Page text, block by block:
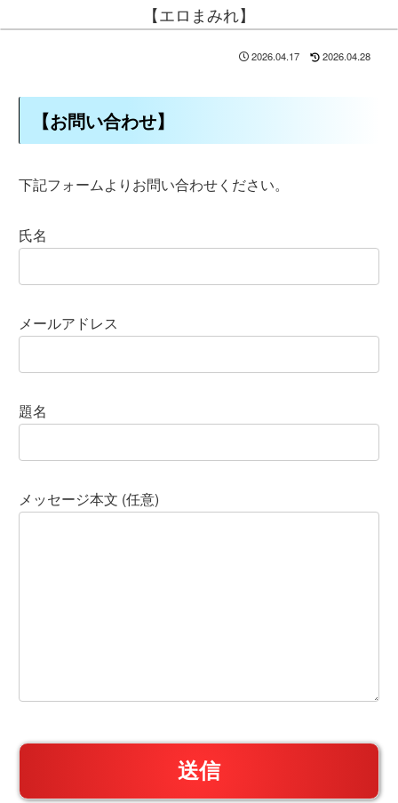
【エロまみれ】
2026.04.17 2026.04.28
【お問い合わせ】
下記フォームよりお問い合わせください。
氏名
メールアドレス
題名
メッセージ本文 (任意)